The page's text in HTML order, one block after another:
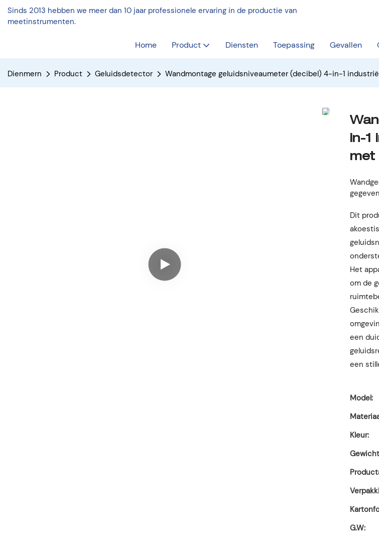
Sinds 2013 hebben we meer dan 10 jaar professionele ervaring in de productie van
meetinstrumenten.
Home Product Diensten Toepassing Gevallen
Dienmern Product Geluidsdetector Wandmontage geluidsniveaumeter (decibel) 4-in-1
in-1
met
Dit
Het
om de
een
een
Model:
Kleur:
G.W: